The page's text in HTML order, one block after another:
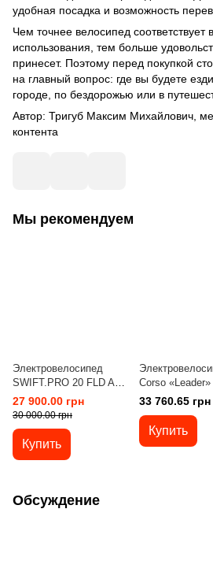
удобная посадка и возможность
Чем точнее велосипед
использования, тем больше
принесет. Поэтому перед покупкой
на главный вопрос: где вы будете
городе, по бездорожью или в
Автор: Тригуб Максим Михайлович,
контента
Мы рекомендуем
Электровелосипед
SWIFT.PRO 20 FLD AL
"ROCK008" E-BIKE
250W
27 900.00 грн
30 000.00 грн
Купить
Corso «Leader»
дюймов LN-
ТЕМНО-
стальная,
33 760.65 грн
Купить
Обсуждение